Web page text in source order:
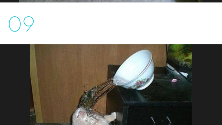
09